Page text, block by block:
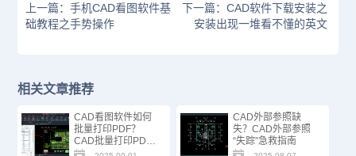
上一篇：手机CAD看图软件基
础教程之手势操作
下一篇：CAD软件下载安装之
安装出现一堆看不懂的英文
相关文章推荐
CAD看图软件如何
批量打印PDF？
CAD批量打印PDF
方法技巧！
CAD外部参照缺
失？CAD外部参照
“失踪”急救指南